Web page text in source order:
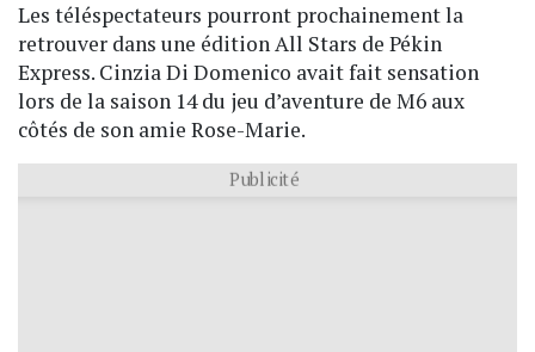
Les téléspectateurs pourront prochainement la
retrouver dans une édition All Stars de Pékin
Express. Cinzia Di Domenico avait fait sensation
lors de la saison 14 du jeu d’aventure de M6 aux
côtés de son amie Rose-Marie.
Publicité